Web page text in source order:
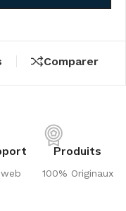
Comparer
Produits
100% Originaux